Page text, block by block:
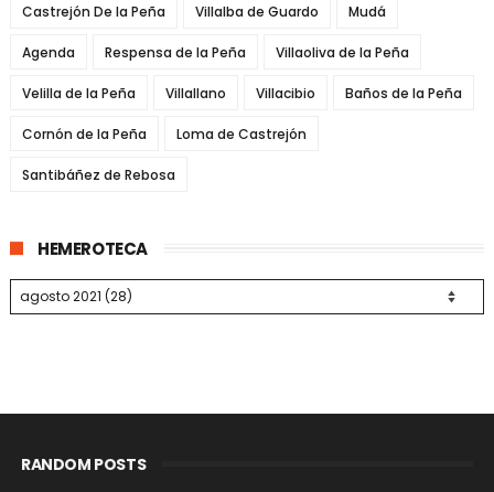
Castrejón De la Peña Villalba de Guardo Mudá
Agenda Respensa de la Peña Villaoliva de la Peña
Velilla de la Peña Villallano Villacibio Baños de la Peña
Cornón de la Peña Loma de Castrejón
Santibáñez de Rebosa
HEMEROTECA
RANDOM POSTS